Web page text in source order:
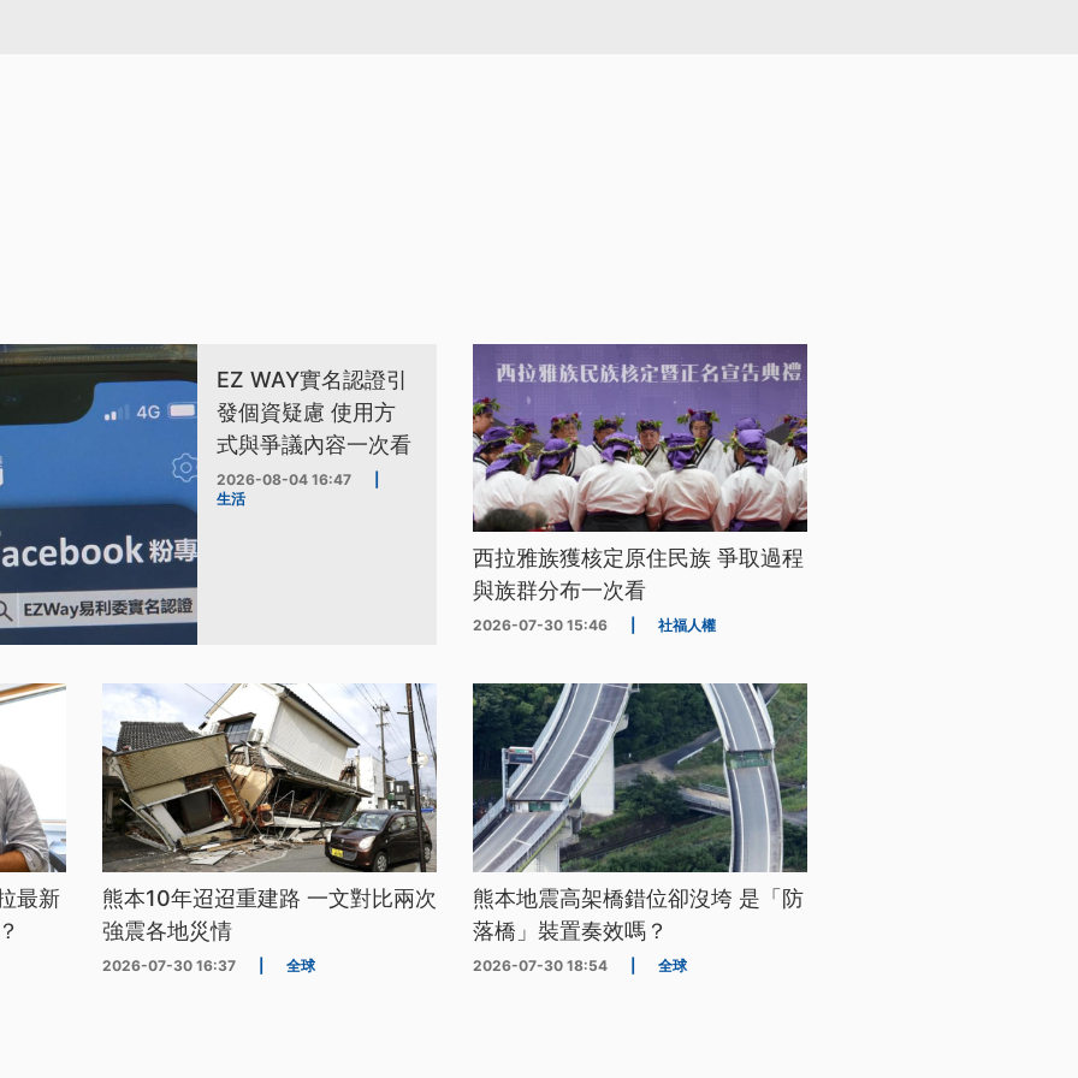
EZ WAY實名認證引
發個資疑慮 使用方
式與爭議內容一次看
2026-08-04 16:47
生活
西拉雅族獲核定原住民族 爭取過程
與族群分布一次看
2026-07-30 15:46 社福人權
最新
熊本10年迢迢重建路 一文對比兩次
強震各地災情
2026-07-30 16:37 全球
熊本地震高架橋錯位卻沒垮 是「防
落橋」裝置奏效嗎？
2026-07-30 18:54 全球